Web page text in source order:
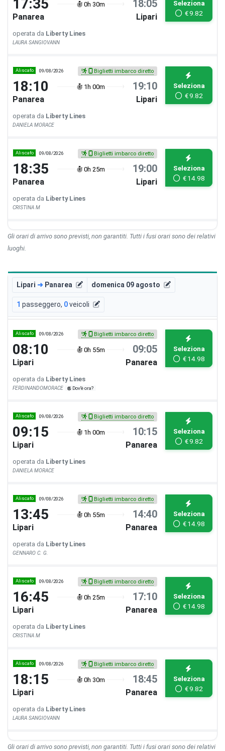
17:35 0h 30m 18:05
Panarea Lipari
Seleziona
€9.82
operata da Liberty Lines
LAURA SANGIOVANN
Aliscafo 09/08/2026 Biglietti imbarco diretto
18:10 1h 00m 19:10
Panarea Lipari
Seleziona
€9.82
operata da Liberty Lines
DANIELA MORACE
Aliscafo 09/08/2026 Biglietti imbarco diretto
18:35 0h 25m 19:00
Panarea Lipari
Seleziona
€14.98
operata da Liberty Lines
CRISTINA M
Gli orari di arrivo sono previsti, non garantiti. Tutti i fusi orari sono dei relativi
luoghi.
Lipari ➜ Panarea domenica 09 agosto
1 passeggero, 0veicoli
Aliscafo 09/08/2026 Biglietti imbarco diretto
08:10 0h 55m 09:05
Lipari Panarea
Seleziona
€14.98
operata da Liberty Lines
FERDINANDOMORACE Dov'è ora?
Aliscafo 09/08/2026 Biglietti imbarco diretto
09:15 1h 00m 10:15
Lipari Panarea
Seleziona
€9.82
operata da Liberty Lines
DANIELA MORACE
Aliscafo 09/08/2026 Biglietti imbarco diretto
13:45 0h 55m 14:40
Lipari Panarea
Seleziona
€14.98
operata da Liberty Lines
GENNARO C. G.
Aliscafo 09/08/2026 Biglietti imbarco diretto
16:45 0h 25m 17:10
Lipari Panarea
Seleziona
€14.98
operata da Liberty Lines
CRISTINA M
Aliscafo 09/08/2026 Biglietti imbarco diretto
18:15 0h 30m 18:45
Lipari Panarea
Seleziona
€9.82
operata da Liberty Lines
LAURA SANGIOVANN
Gli orari di arrivo sono previsti, non garantiti. Tutti i fusi orari sono dei relativi